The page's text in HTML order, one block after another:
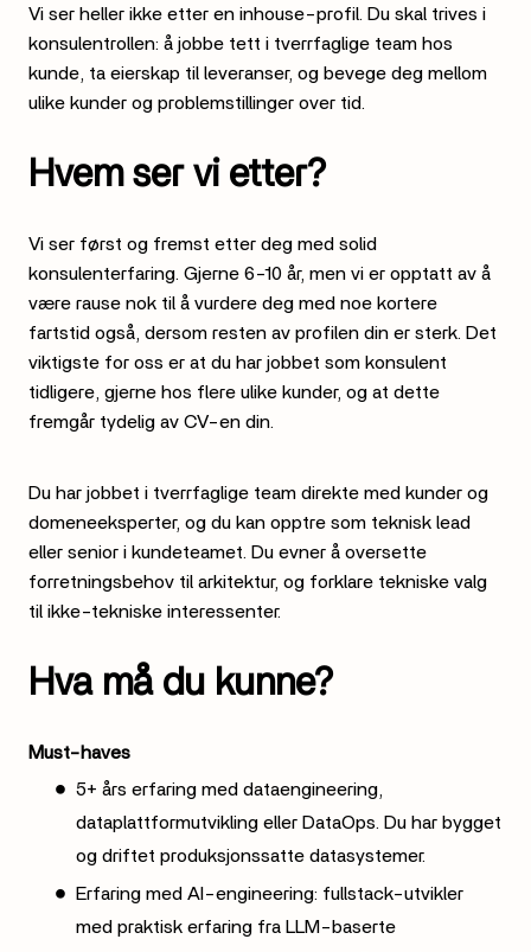
Vi ser heller ikke etter en inhouse-profil. Du skal trives i
konsulentrollen: å jobbe tett i tverrfaglige team hos
kunde, ta eierskap til leveranser, og bevege deg mellom
ulike kunder og problemstillinger over tid.
Hvem ser vi etter?
Vi ser først og fremst etter deg med solid
konsulenterfaring. Gjerne 6-10 år, men vi er opptatt av å
være rause nok til å vurdere deg med noe kortere
fartstid også, dersom resten av profilen din er sterk. Det
viktigste for oss er at du har jobbet som konsulent
tidligere, gjerne hos flere ulike kunder, og at dette
fremgår tydelig av CV-en din.
Du har jobbet i tverrfaglige team direkte med kunder og
domeneeksperter, og du kan opptre som teknisk lead
eller senior i kundeteamet. Du evner å oversette
forretningsbehov til arkitektur, og forklare tekniske valg
til ikke-tekniske interessenter.
Hva må du kunne?
Must-haves
5+ års erfaring med dataengineering,
dataplattformutvikling eller DataOps. Du har bygget
og driftet produksjonssatte datasystemer.
Erfaring med AI-engineering: fullstack-utvikler
med praktisk erfaring fra LLM-baserte